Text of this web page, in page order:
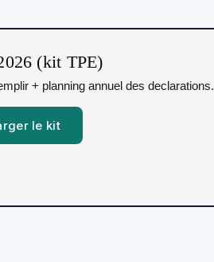
(kit TPE)
+ planning annuel des declarations.
le kit